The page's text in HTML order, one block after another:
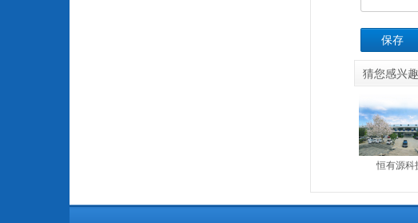
保存
猜您感兴
恒有源科